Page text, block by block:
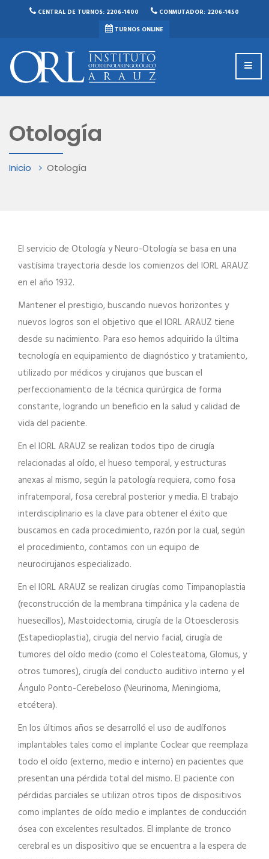
CENTRAL DE TURNOS: 2206-1400
CONMUTADOR: 2206-1450
TURNOS ONLINE
Otología
Inicio Otología
El servicio de Otología y Neuro-Otología se basa en una
vastísima trayectoria desde los comienzos del IORL ARAUZ
en el año 1932.
Mantener el prestigio, buscando nuevos horizontes y
nuevos logros son el objetivo que el IORL ARAUZ tiene
desde su nacimiento. Para eso hemos adquirido la última
tecnología en equipamiento de diagnóstico y tratamiento,
utilizado por médicos y cirujanos que buscan el
perfeccionamiento de la técnica quirúrgica de forma
constante, logrando un beneficio en la salud y calidad de
vida del paciente.
En el IORL ARAUZ se realizan todos tipo de cirugía
relacionadas al oído, el hueso temporal, y estructuras
anexas al mismo, según la patología requiera, como fosa
infratemporal, fosa cerebral posterior y media. El trabajo
interdisciplinario es la clave para obtener el éxito que
buscamos en cada procedimiento, razón por la cual, según
el procedimiento, contamos con un equipo de
neurocirujanos especializado.
En el IORL ARAUZ se realizan cirugías como Timpanoplastia
(reconstrucción de la membrana timpánica y la cadena de
huesecillos), Mastoidectomia, cirugía de la Otoesclerosis
(Estapedioplastia), cirugia del nervio facial, cirugía de
tumores del oído medio (como el Colesteatoma, Glomus, y
otros tumores), cirugía del conducto auditivo interno y el
Ángulo Ponto-Cerebeloso (Neurinoma, Meningioma,
etcétera).
En los últimos años se desarrolló el uso de audífonos
implantables tales como el implante Coclear que reemplaza
todo el oído (externo, medio e interno) en pacientes que
presentan una pérdida total del mismo. El paciente con
pérdidas parciales se utilizan otros tipos de dispositivos
como implantes de oído medio e implantes de conducción
ósea con excelentes resultados. El implante de tronco
cerebral es un dispositivo que se encuentra a la espera de